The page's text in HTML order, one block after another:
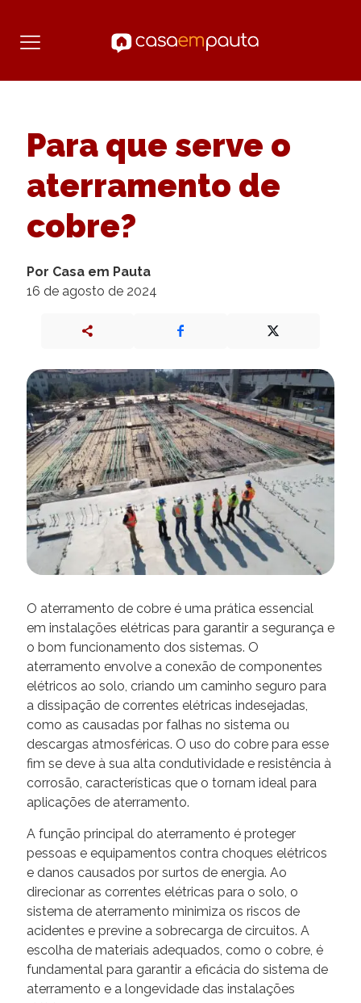
Para que serve o
aterramento de
cobre?
Por Casa em Pauta
16 de agosto de 2024
O aterramento de cobre é uma prática essencial
em instalações elétricas para garantir a segurança e
o bom funcionamento dos sistemas. O
aterramento envolve a conexão de componentes
elétricos ao solo, criando um caminho seguro para
a dissipação de correntes elétricas indesejadas,
como as causadas por falhas no sistema ou
descargas atmosféricas. O uso do cobre para esse
fim se deve à sua alta condutividade e resistência à
corrosão, características que o tornam ideal para
aplicações de aterramento.
A função principal do aterramento é proteger
pessoas e equipamentos contra choques elétricos
e danos causados por surtos de energia. Ao
direcionar as correntes elétricas para o solo, o
sistema de aterramento minimiza os riscos de
acidentes e previne a sobrecarga de circuitos. A
escolha de materiais adequados, como o cobre, é
fundamental para garantir a eficácia do sistema de
aterramento e a longevidade das instalações